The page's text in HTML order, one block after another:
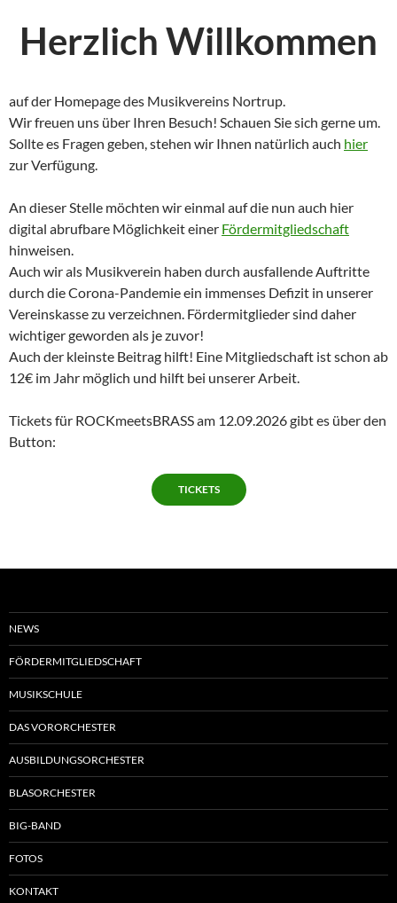
Herzlich Willkommen
auf der Homepage des Musikvereins Nortrup.
Wir freuen uns über Ihren Besuch! Schauen Sie sich gerne um.
Sollte es Fragen geben, stehen wir Ihnen natürlich auch hier
zur Verfügung.
An dieser Stelle möchten wir einmal auf die nun auch hier
digital abrufbare Möglichkeit einer Fördermitgliedschaft
hinweisen.
Auch wir als Musikverein haben durch ausfallende Auftritte
durch die Corona-Pandemie ein immenses Defizit in unserer
Vereinskasse zu verzeichnen. Fördermitglieder sind daher
wichtiger geworden als je zuvor!
Auch der kleinste Beitrag hilft! Eine Mitgliedschaft ist schon ab
12€ im Jahr möglich und hilft bei unserer Arbeit.
Tickets für ROCKmeetsBRASS am 12.09.2026 gibt es über den
Button:
TICKETS
NEWS
FÖRDERMITGLIEDSCHAFT
MUSIKSCHULE
DAS VORORCHESTER
AUSBILDUNGSORCHESTER
BLASORCHESTER
BIG-BAND
FOTOS
KONTAKT